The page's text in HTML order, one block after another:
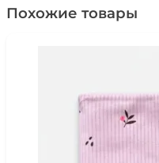
Похожие товары